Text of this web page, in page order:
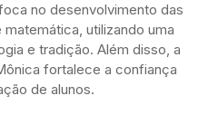
no desenvolvimento das
utilizando uma
e tradição. Além disso, a
fortalece a confiança
de alunos.